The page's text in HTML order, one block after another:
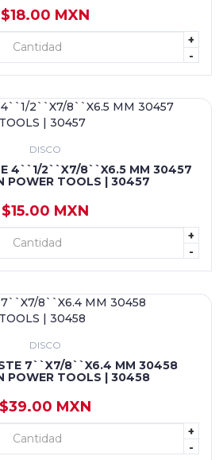
$18.00 MXN
+
-
+ AGREGAR
DISCO
4``1/2``X7/8``X6.5 MM 30457
POWER TOOLS | 30457
$15.00 MXN
+
-
+ AGREGAR
DISCO
7``X7/8``X6.4 MM 30458
POWER TOOLS | 30458
$39.00 MXN
+
-
+ AGREGAR